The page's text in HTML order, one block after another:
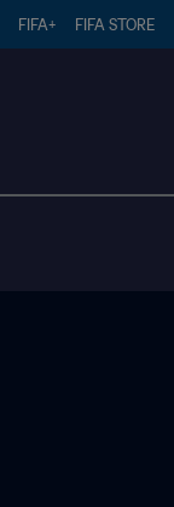
FIFA+ FIFA STORE